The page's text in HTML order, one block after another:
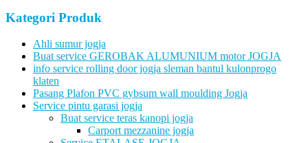
Kategori Produk
Ahli sumur jogja
Buat service GEROBAK ALUMUNIUM motor JOGJA
info service rolling door jogja sleman bantul kulonprogo
klaten
Pasang Plafon PVC gybsum wall moulding Jogja
Service pintu garasi jogja
Buat service teras kanopi jogja
Carport mezzanine jogja